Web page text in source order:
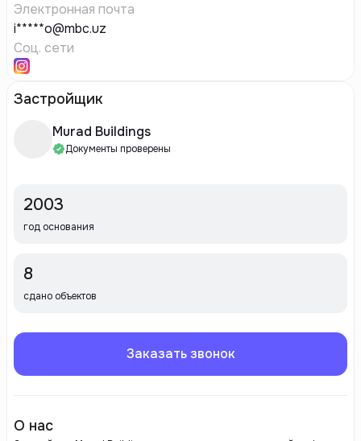
Электронная почта
i*****o@mbc.uz
Соц. сети
Застройщик
Murad Buildings
Документы проверены
2003
год основания
8
сдано объектов
Заказать звонок
О нас